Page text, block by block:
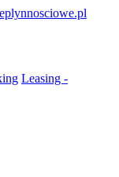
Leasing -